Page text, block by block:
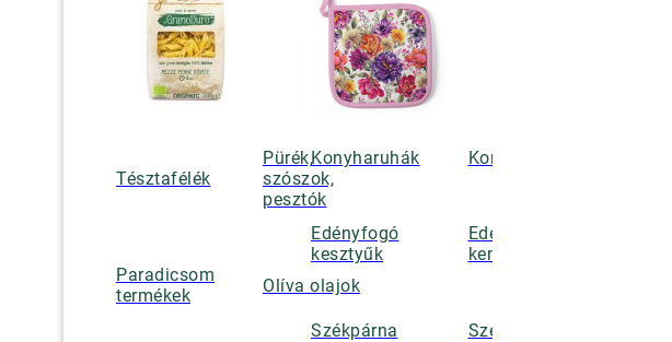
Tésztafélék
Pürék,
szószok,
pesztók
Paradicsom
termékek
Olíva olajok
Konyharuhák Konyhai kötények
Edényfogó
kesztyűk
Edényalátétek,
kenyérkosarak
Székpárna Szettek